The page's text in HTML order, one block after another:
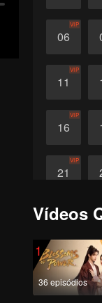
06
VIP
11
VIP
16
VIP
21
VIP
Vídeos
1
36 episódios